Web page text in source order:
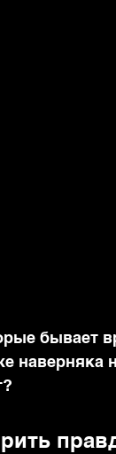
бывает
наверняка